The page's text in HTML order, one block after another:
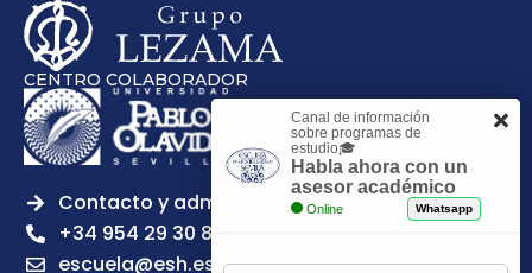
CENTRO COLABORADOR
Contacto y admisiones
+34 954 29 30 81
escuela@esh.es
Canal de información
sobre programas de
estudio🎓
Habla ahora con un
asesor académico
Online Whatsapp